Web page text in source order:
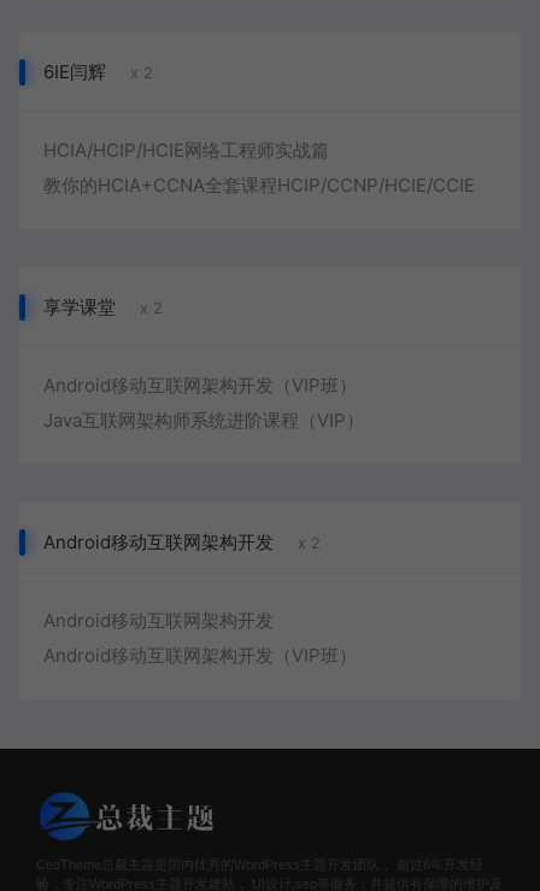
6IE闫辉 x 2
HCIA/HCIP/HCIE网络工程师实战篇
教你的HCIA+CCNA全套课程HCIP/CCNP/HCIE/CCIE
享学课堂 x 2
Android移动互联网架构开发（VIP班）
Java互联网架构师系统进阶课程（VIP）
Android移动互联网架构开发 x 2
Android移动互联网架构开发
Android移动互联网架构开发（VIP班）
CeoTheme总裁主题是国内优秀的WordPress主题开发团队， 超过6年开发经
验，专注WordPress主题开发建站， UI设计,seo等服务；并提供有保障的维护及